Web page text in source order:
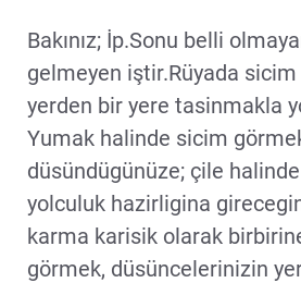
Bakınız; İp.Sonu belli
gelmeyen iştir.Rüyada
yerden bir yere tasinmakla
Yumak halinde sicim
düsündügünüze; çile
yolculuk hazirligina
karma karisik olarak
görmek, düsüncelerinizin